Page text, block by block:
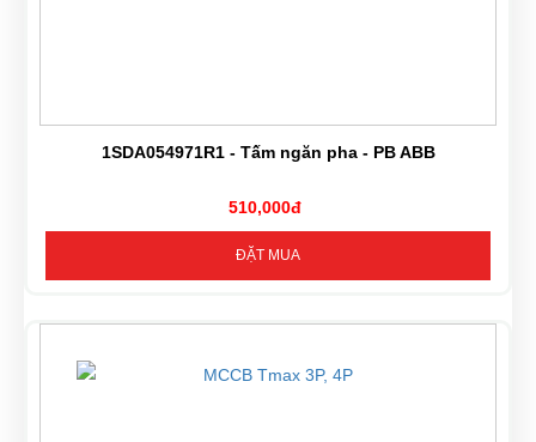
1SDA054971R1 - Tấm ngăn pha - PB ABB
510,000đ
ĐẶT MUA